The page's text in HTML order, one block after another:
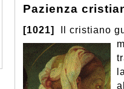
Pazienza
[1021]
Il cristiano